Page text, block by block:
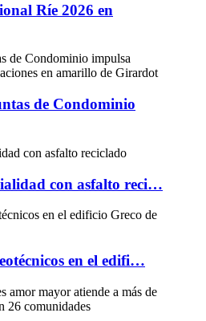
Ríe 2026 en
de Condominio
con asfalto reci…
en el edifi…